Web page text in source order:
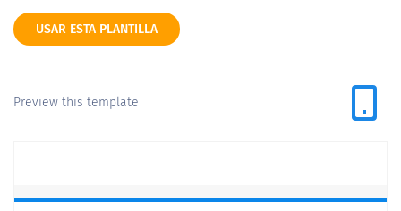
USAR ESTA PLANTILLA
Preview this template